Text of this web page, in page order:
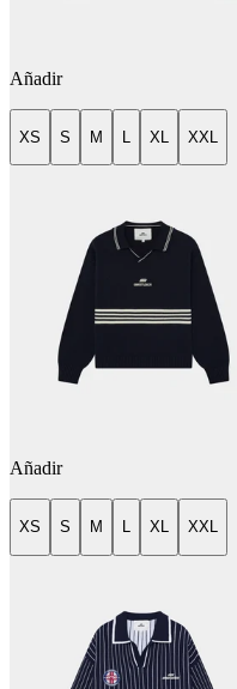
Añadir
XS S M XL XXL
Añadir
XS S M L XL XXL